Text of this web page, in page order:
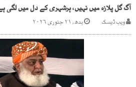
آگ گل پلازہ میں نہیں، ہرشہری کے دل میں لگی
ویب ڈیسک بدھ, ۲۱ جنوری ۲۰۲۶